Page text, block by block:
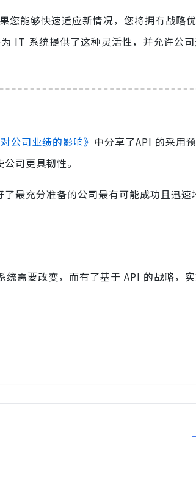
能够快速适应新情况，您将拥有战略优
IT 系统提供了这种灵活性，并允许公
对公司业绩的影响》 中分享了API 的采用
司更具韧性。
最充分准备的公司最有可能成功且迅速
需要改变，而有了基于 API 的战略，